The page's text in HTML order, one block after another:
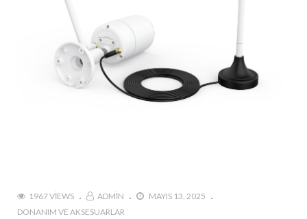
#Reolink NVR Sistemi ile Kamera Görüntülerini
Nasıl Yönetirsiniz?
1967 VIEWS ADMIN
MAYIS 13, 2025
DONANIM VE AKSESUARLAR